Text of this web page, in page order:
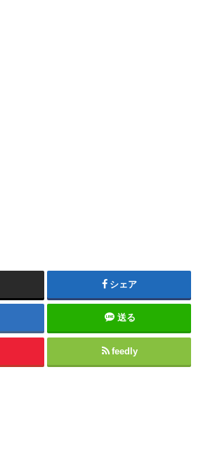
シェア
送る
feedly